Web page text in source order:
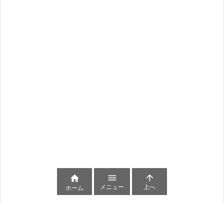

ホーム

メニュー

上へ